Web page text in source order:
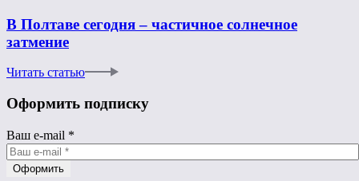
В Полтаве сегодня – частичное солнечное
затмение
Читать статью
Оформить подписку
Ваш e-mail *